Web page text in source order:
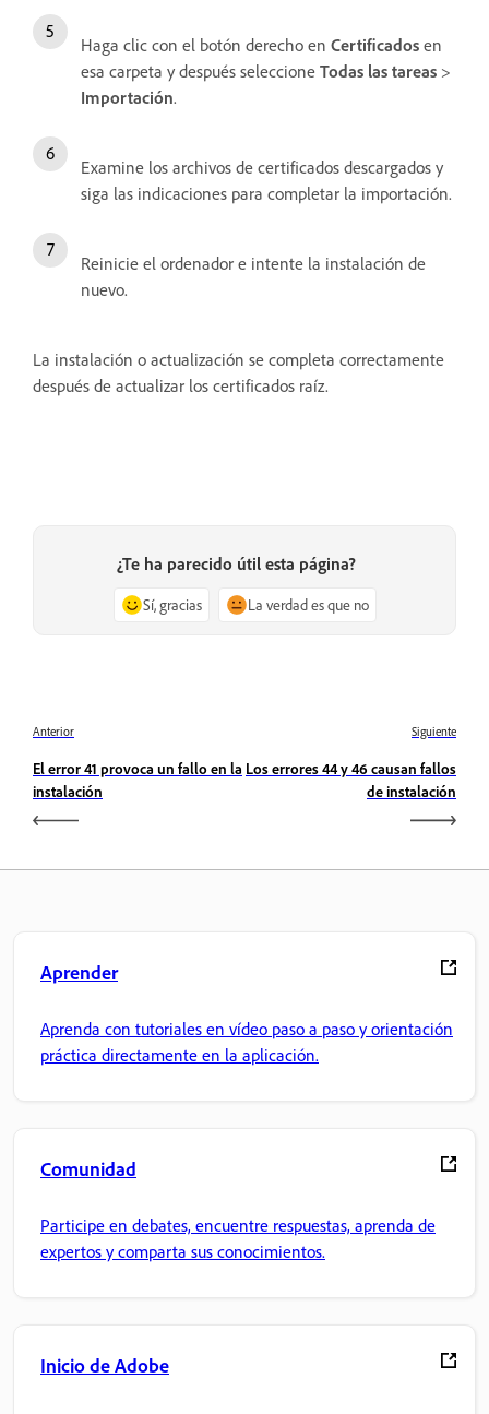
Haga clic con el botón derecho en Certificados en
esa carpeta y después seleccione Todas las tareas >
Importación.
Examine los archivos de certificados descargados y
siga las indicaciones para completar la importación.
Reinicie el ordenador e intente la instalación de
nuevo.
La instalación o actualización se completa correctamente
después de actualizar los certificados raíz.
¿Te ha parecido útil esta página?
Sí, gracias La verdad es que no
Anterior
El error 41 provoca un fallo en la
instalación
Siguiente
Los errores 44 y 46 causan fallos
de instalación
Aprender
Aprenda con tutoriales en vídeo paso a paso y orientación
práctica directamente en la aplicación.
Comunidad
Participe en debates, encuentre respuestas, aprenda de
expertos y comparta sus conocimientos.
Inicio de Adobe